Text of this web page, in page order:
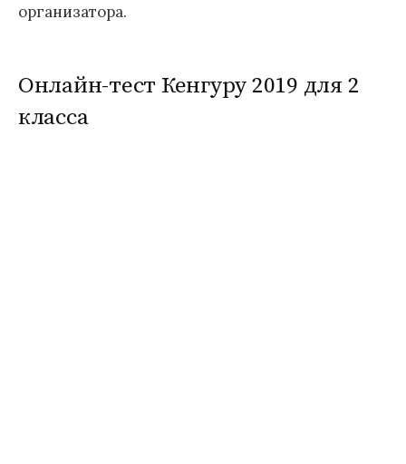
организатора.
Онлайн-тест Кенгуру 2019 для 2
класса